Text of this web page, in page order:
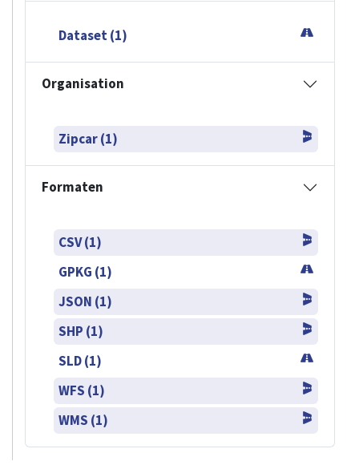
Dataset (1)
Organisation
Zipcar (1)
Formaten
CSV (1)
GPKG (1)
JSON (1)
SHP (1)
SLD (1)
WFS (1)
WMS (1)